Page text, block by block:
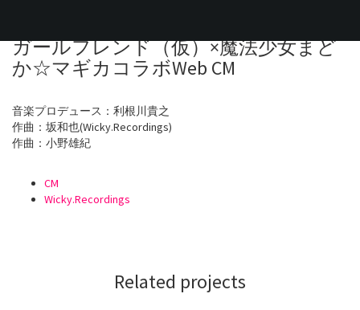
ガールフレンド（仮）×魔法少女まど
か☆マギカコラボWeb CM
音楽プロデュース：利根川貴之
作曲：坂和也(Wicky.Recordings)
作曲：小野雄紀
CM
Wicky.Recordings
Related projects